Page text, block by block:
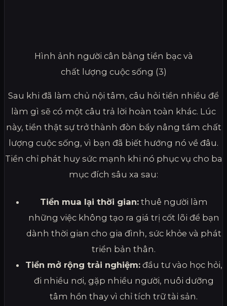
Hình ảnh người cân bằng tiền bạc và
chất lượng cuộc sống (3)
Sau khi đã làm chủ nội tâm, câu hỏi tiền nhiều để
làm gì sẽ có một câu trả lời hoàn toàn khác. Lúc
này, tiền thật sự trở thành đòn bẩy nâng tầm chất
lượng cuộc sống, vì bạn đã biết hướng nó về đâu.
Tiền chỉ phát huy sức mạnh khi nó phục vụ cho ba
mục đích sâu xa sau:
Tiền mua lại thời gian:thuê người làm
những việc không tạo ra giá trị cốt lõi để bạn
dành thời gian cho gia đình, sức khỏe và phát
triển bản thân.
Tiền mở rộng trải nghiệm:đầu tư vào học hỏi,
đi nhiều nơi, gặp nhiều người, nuôi dưỡng
tâm hồn thay vì chỉ tích trữ tài sản.